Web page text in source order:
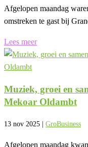
Afgelopen maandag
omstreken te gast bij
Lees meer
Muziek, groei en
Mekoar Oldambt
13 nov 2025 | GroBusiness
Afgelopen maandag